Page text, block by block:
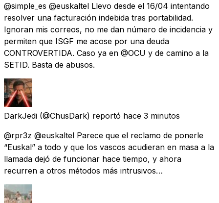
@simple_es @euskaltel Llevo desde el 16/04 intentando
resolver una facturación indebida tras portabilidad.
Ignoran mis correos, no me dan número de incidencia y
permiten que ISGF me acose por una deuda
CONTROVERTIDA. Caso ya en @OCU y de camino a la
SETID. Basta de abusos.
DarkJedi (@ChusDark) reportó hace 3 minutos
@rpr3z @euskaltel Parece que el reclamo de ponerle
“Euskal” a todo y que los vascos acudieran en masa a la
llamada dejó de funcionar hace tiempo, y ahora
recurren a otros métodos más intrusivos…